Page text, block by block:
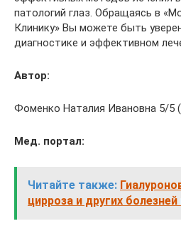
патологий глаз. Обращаясь в
Клинику» Вы можете быть
диагностике и эффективном
Автор:
Фоменко Наталия Ивановна 5/5
Мед. портал:
Читайте также:
цирроза и других болезней